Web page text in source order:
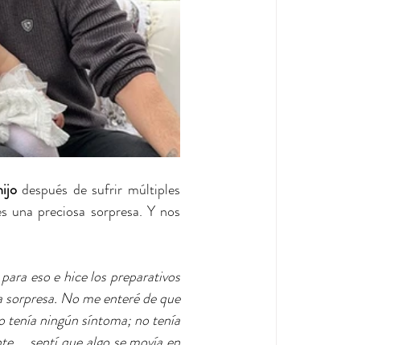
después de sufrir múltiples
una preciosa sorpresa. Y nos
eso e hice los preparativos
No me enteré de que
tenía ningún síntoma; no tenía